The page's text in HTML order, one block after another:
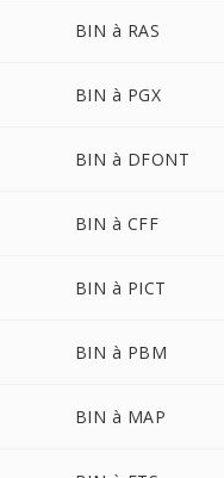
BIN à RAS
BIN à PGX
BIN à DFONT
BIN à CFF
BIN à PICT
BIN à PBM
BIN à MAP